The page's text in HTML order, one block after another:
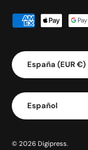
Formas de pago
País/Región
España (EUR €)
Idioma
Español
© 2026 Digipress